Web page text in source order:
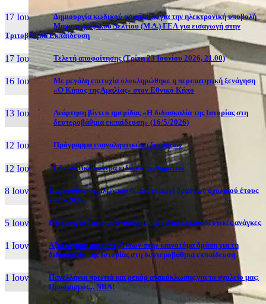
17 Ιουν, 26
Δημιουργία κωδικού ασφαλείας για την ηλεκτρονική υποβολή
Μηχανογραφικού Δελτίου (Μ.Δ.) ΓΕΛ για εισαγωγή στην
Τριτοβάθμια Εκπαίδευση
17 Ιουν, 26 Τελετή αποφοίτησης (Τρίτη 23 Ιουνίου 2026, 21.00)
16 Ιουν, 26
Με μεγάλη επιτυχία ολοκληρώθηκε η περιπατητική ξενάγηση
«Ο Κήπος της Αμαλίας» στον Εθνικό Κήπο
13 Ιουν, 26
Ανάρτηση βίντεο ημερίδας «Η διδασκαλία της Ιστορίας στη
δευτεροβάθμια εκπαίδευση» (16/5/2026)
12 Ιουν, 26 Πρόγραμμα επαναληπτικών εξετάσεων
12 Ιουν, 26 Εξεταστικά κέντρα ειδικών μαθημάτων
8 Ιουν, 26
Παρουσίαση ομίλων και (καινοτόμων) δράσεων σχολικού έτους
2025-2026
5 Ιουν, 26 Εξέταση ατόμων με αναπηρία και ειδικές εκπαιδευτικές ανάγκες
1 Ιουν, 26
Αξιολόγηση συμμετεχόντων στην καινοτόμα δράση για τη
διδασκαλία της Ιστορίας στη δευτεροβάθμια εκπαίδευση
1 Ιουν, 26
Πανελλήνια πρωτιά και ρεκόρ ανακύκλωσης για το σχολείο μας:
Προορισμός... NBA!